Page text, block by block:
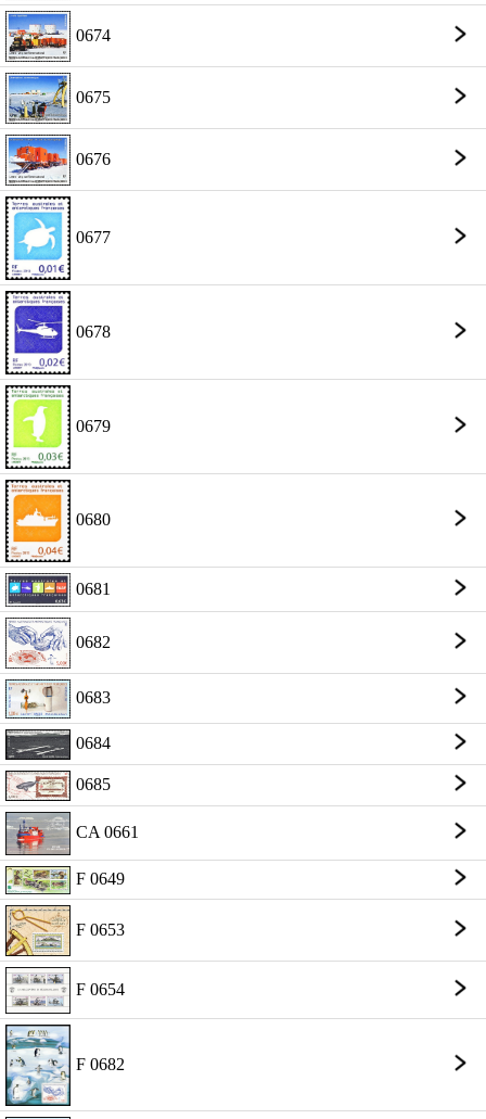
0674
0675
0676
0677
0678
0679
0680
0681
0682
0683
0684
0685
CA 0661
F 0649
F 0653
F 0654
F 0682